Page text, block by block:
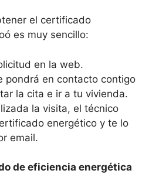
el certificado
es muy sencillo:
en la web.
pondrá en contacto contigo
la cita e ir a tu vivienda.
la visita, el técnico
energético y te lo
email.
de eficiencia energética